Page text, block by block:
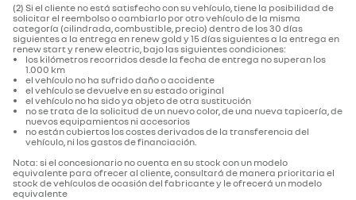
(2) Si el cliente no está satisfecho con su vehículo, tiene la posibilidad de
solicitar el reembolso o cambiarlo por otro vehículo de la misma
categoría (cilindrada, combustible, precio) dentro de los 30 días
siguientes a la entrega en renew gold y 15 días siguientes a la entrega en
renew start y renew electric, bajo las siguientes condiciones:
los kilómetros recorridos desde la fecha de entrega no superan los
1.000 km
el vehículo no ha sufrido daño o accidente
el vehículo se devuelve en su estado original
el vehículo no ha sido ya objeto de otra sustitución
no se trata de la solicitud de un nuevo color, de una nueva tapicería, de
nuevos equipamientos ni accesorios
no están cubiertos los costes derivados de la transferencia del
vehículo, ni los gastos de financiación.
Nota: si el concesionario no cuenta en su stock con un modelo
equivalente para ofrecer al cliente, consultará de manera prioritaria el
stock de vehículos de ocasión del fabricante y le ofrecerá un modelo
equivalente